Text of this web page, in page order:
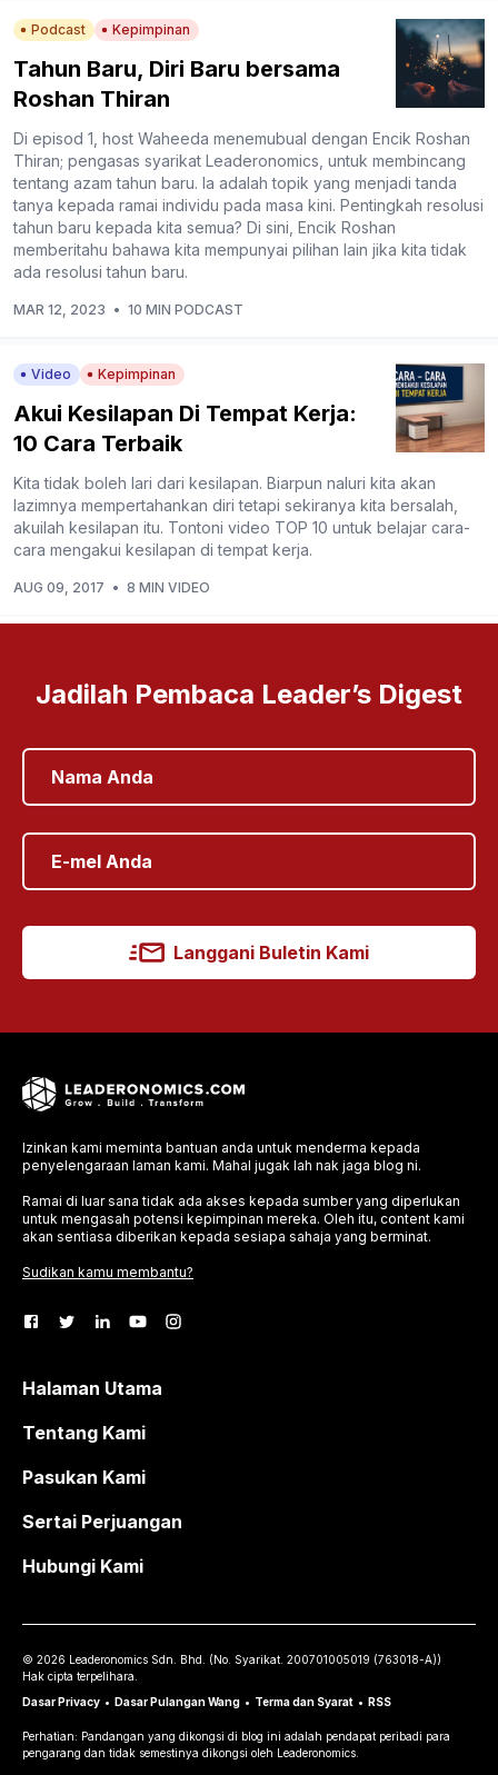
Podcast Kepimpinan
Tahun Baru, Diri Baru bersama
Roshan Thiran
Di episod 1, host Waheeda menemubual dengan Encik Roshan
Thiran; pengasas syarikat Leaderonomics, untuk membincang
tentang azam tahun baru. Ia adalah topik yang menjadi tanda
tanya kepada ramai individu pada masa kini. Pentingkah resolusi
tahun baru kepada kita semua? Di sini, Encik Roshan
memberitahu bahawa kita mempunyai pilihan lain jika kita tidak
ada resolusi tahun baru.
MAR 12, 2023 • 10 MIN PODCAST
Video Kepimpinan
Akui Kesilapan Di Tempat Kerja:
10 Cara Terbaik
Kita tidak boleh lari dari kesilapan. Biarpun naluri kita akan
lazimnya mempertahankan diri tetapi sekiranya kita bersalah,
akuilah kesilapan itu. Tontoni video TOP 10 untuk belajar cara-
cara mengakui kesilapan di tempat kerja.
AUG 09, 2017 • 8 MIN VIDEO
Jadilah Pembaca Leader’s Digest
Langgani Buletin Kami
Izinkan kami meminta bantuan anda untuk menderma kepada
penyelengaraan laman kami. Mahal jugak lah nak jaga blog ni.
Ramai di luar sana tidak ada akses kepada sumber yang diperlukan
untuk mengasah potensi kepimpinan mereka. Oleh itu, content kami
akan sentiasa diberikan kepada sesiapa sahaja yang berminat.
Sudikan kamu membantu?
Halaman Utama
Tentang Kami
Pasukan Kami
Sertai Perjuangan
Hubungi Kami
© 2026 Leaderonomics Sdn. Bhd. (No. Syarikat. 200701005019 (763018-A))
Hak cipta terpelihara.
Dasar Privacy • Dasar Pulangan Wang • Terma dan Syarat • RSS
Perhatian: Pandangan yang dikongsi di blog ini adalah pendapat peribadi para
pengarang dan tidak semestinya dikongsi oleh Leaderonomics.